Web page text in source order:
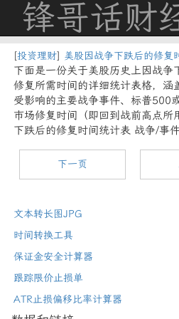
锋哥话财
[投资理财] 美股因战争下跌后的修复
下面是一份关于美股历史上因战争
修复所需时间的详细统计表格，涵
受影响的主要战争事件、标普500
市场修复时间（即回到战前高点
下跌后的修复时间统计表 战争/事
下一页
文本转长图JPG
时间转换工具
保证金安全计算器
跟踪限价止损单
ATR止损偏移比率计算器